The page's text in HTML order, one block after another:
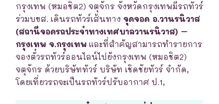
กรุงเทพ (หมอชิต2) จตุจักร จังหวัดกรุงเทพมีรถทัวร์
ร่วมบขส. เดินรถทัวร์เส้นทาง จุดจอด อ.วานรนิวาส
(สถานีจอดรถประจำทางเทศบาลวานรนิวาส) –
กรุงเทพ จ.กรุงเทพ และที่สำคัญสามารถทำรายการ
จองตั๋วรถทัวร์ออนไลน์ไปยังกรุงเทพ (หมอชิต2)
จตุจักร ด้วยบริษัททัวร์ บริษัท เชิดชัยทัวร์ จำกัด,
โดยเที่ยวรถจะเป็นรถทัวร์ปรับอากาศ ป.1,